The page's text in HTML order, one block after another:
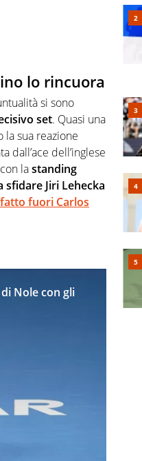
lo rincuora
si sono
set. Quasi una
la sua reazione
dall’ace dell’inglese
lastanding
Jiri Lehecka
fuori Carlos
Nole con gli